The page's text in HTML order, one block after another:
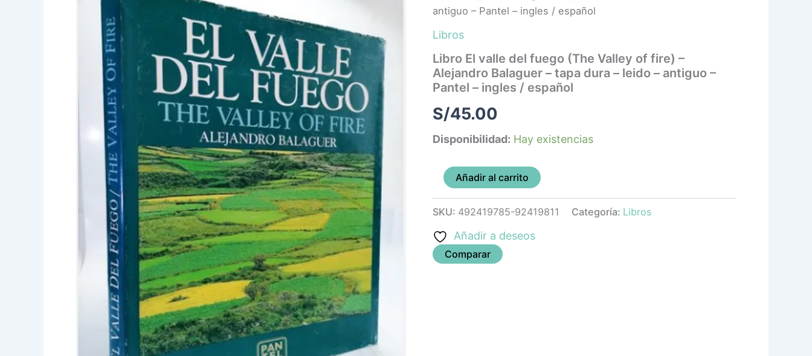
antiguo – Pantel – ingles / español
Libros
Libro El valle del fuego (The Valley of fire) –
Alejandro Balaguer – tapa dura – leido – antiguo –
Pantel – ingles / español
S/45.00
Disponibilidad: Hay existencias
del
(The
of
fire)
-
Balaguer
-
tapa
dura
leido
Pantel
ingles
/
español
Añadir al carrito
SKU: 492419785-92419811 Categoría: Libros
Añadir a deseos
Comparar